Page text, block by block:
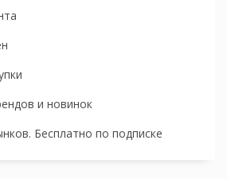
и новинок
Бесплатно по подписке